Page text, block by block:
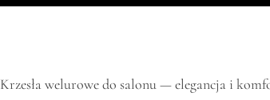
Krzesła welurowe do salonu — elegancja i